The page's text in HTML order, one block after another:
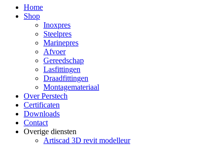
Home
Shop
Inoxpres
Steelpres
Marinepres
Afvoer
Gereedschap
Lasfittingen
Draadfittingen
Montagemateriaal
Over Perstech
Certificaten
Downloads
Contact
Overige diensten
Artiscad 3D revit modelleur